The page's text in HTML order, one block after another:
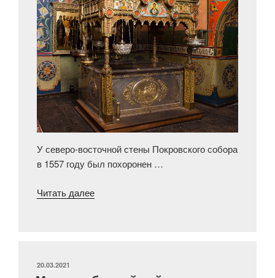
У северо-восточной стены Покровского собора
в 1557 году был похоронен …
Читать далее«Святыни
ОПУБЛИКОВАНО
20.03.2021